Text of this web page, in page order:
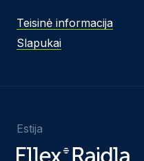
Teisinė informacija
Slapukai
Estija